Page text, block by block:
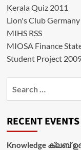
Kerala Quiz 2011
Lion's Club Germany
MIHS RSS
MIOSA Finance
Student Project
RECENT EVENTS
Knowledge ക്ലബ്